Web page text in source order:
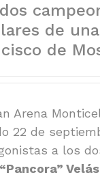
de
de
Arena
22 de
a los